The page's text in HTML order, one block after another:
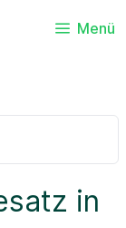
Menü
in